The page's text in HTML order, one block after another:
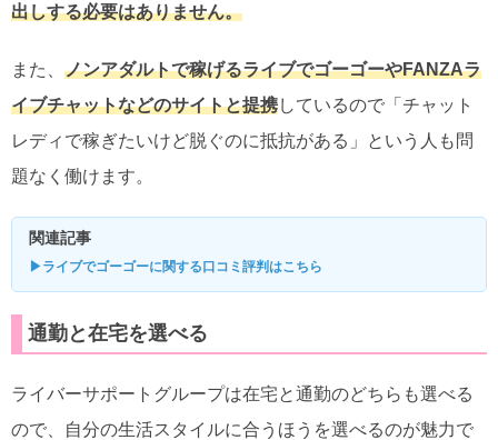
出しする必要はありません。
また、 ノンアダルトで稼げるライブでゴーゴーやFANZAラ
イブチャットなどのサイトと提携しているので「チャット
レディで稼ぎたいけど脱ぐのに抵抗がある」という人も問
題なく働けます。
関連記事
▶ライブでゴーゴーに関する口コミ評判はこちら
通勤と在宅を選べる
ライバーサポートグループは在宅と通勤のどちらも選べる
ので、自分の生活スタイルに合うほうを選べるのが魅力で